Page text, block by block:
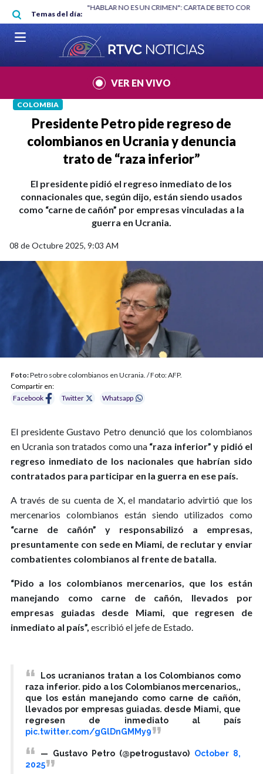
Pasar al contenido principal
Temas del día:
"HABLAR NO ES UN CRIMEN": CARTA DE BETO CORAL | ABELARDO
VER EN VIVO
COLOMBIA
Presidente Petro pide regreso de
colombianos en Ucrania y denuncia
trato de “raza inferior”
El presidente pidió el regreso inmediato de los
connacionales que, según dijo, están siendo usados
como “carne de cañón” por empresas vinculadas a la
guerra en Ucrania.
08 de Octubre 2025, 9:03 AM
Foto:Petro sobre colombianos en Ucrania. / Foto: AFP.
Compartir en:
Facebook
Twitter Whatsapp
El presidente Gustavo Petro denunció que los colombianos
en Ucrania son tratados como una “raza inferior” y pidió el
regreso inmediato de los nacionales que habrían sido
contratados para participar en la guerra en ese país.
A través de su cuenta de X, el mandatario advirtió que los
mercenarios colombianos están siendo utilizados como
“carne de cañón” y responsabilizó a empresas,
presuntamente con sede en Miami, de reclutar y enviar
combatientes colombianos al frente de batalla.
“Pido a los colombianos mercenarios, que los están
manejando como carne de cañón, llevados por
empresas guiadas desde Miami, que regresen de
inmediato al país”, escribió el jefe de Estado.
Los ucranianos tratan a los Colombianos como
raza inferior. pido a los Colombianos mercenarios,,
que los están manejando como carne de cañón,
llevados por empresas guiadas. desde Miami, que
regresen de inmediato al país
pic.twitter.com/gGlDnGMMy9
— Gustavo Petro (@petrogustavo) October 8,
2025